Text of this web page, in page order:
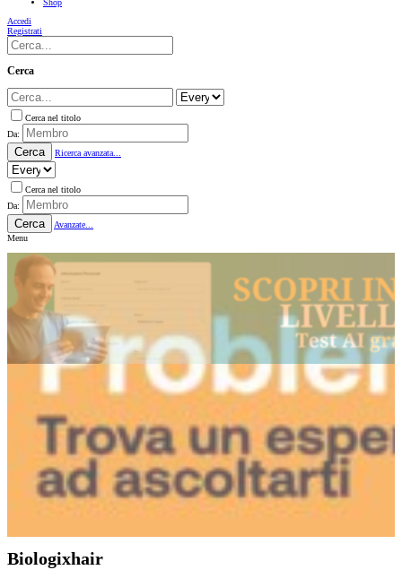
Shop
Accedi
Registrati
Cerca
Cerca nel titolo
Da:
Cerca Ricerca avanzata...
Cerca nel titolo
Da:
Cerca
Avanzate...
Menu
Biologixhair